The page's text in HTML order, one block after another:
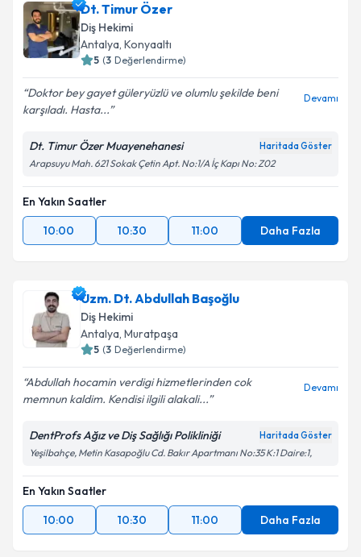
Dt. Timur Özer
Diş Hekimi
Antalya, Konyaaltı
5 (3 Değerlendirme)
Doktor bey gayet güleryüzlü ve olumlu şekilde beni
karşıladı. Hasta...
Devamı
Dt. Timur Özer Muayenehanesi Haritada Göster
Arapsuyu Mah. 621 Sokak Çetin Apt. No:1/A İç Kapı No: Z02
En Yakın Saatler
10:00
10:30 11:00 Daha Fazla
Uzm. Dt. Abdullah Başoğlu
Diş Hekimi
Antalya, Muratpaşa
5 (3 Değerlendirme)
Abdullah hocamin verdigi hizmetlerinden cok
memnun kaldim. Kendisi ilgili alakali...
Devamı
DentProfs Ağız ve Diş Sağlığı Polikliniği Haritada Göster
Yeşilbahçe, Metin Kasapoğlu Cd. Bakır Apartmanı No:35 K:1 Daire:1,
En Yakın Saatler
10:00
10:30 11:00 Daha Fazla